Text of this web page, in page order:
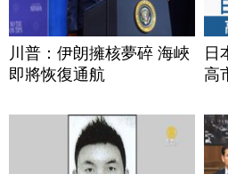
川普：伊朗擁核夢碎 海峽
即將恢復通航
日
高